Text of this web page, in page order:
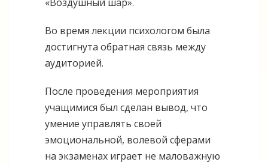
Во время лекции психологом была
достигнута обратная связь между
аудиторией.
После проведения мероприятия
учащимися был сделан вывод, что
умение управлять своей
эмоциональной, волевой сферами
на экзаменах играет не маловажную